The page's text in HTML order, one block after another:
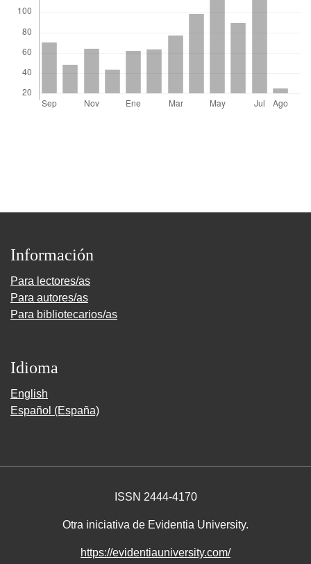
Información
Para lectores/as
Para autores/as
Para bibliotecarios/as
Idioma
English
Español (España)
ISSN 2444-4170
Otra iniciativa de Evidentia University.
https://evidentiauniversity.com/